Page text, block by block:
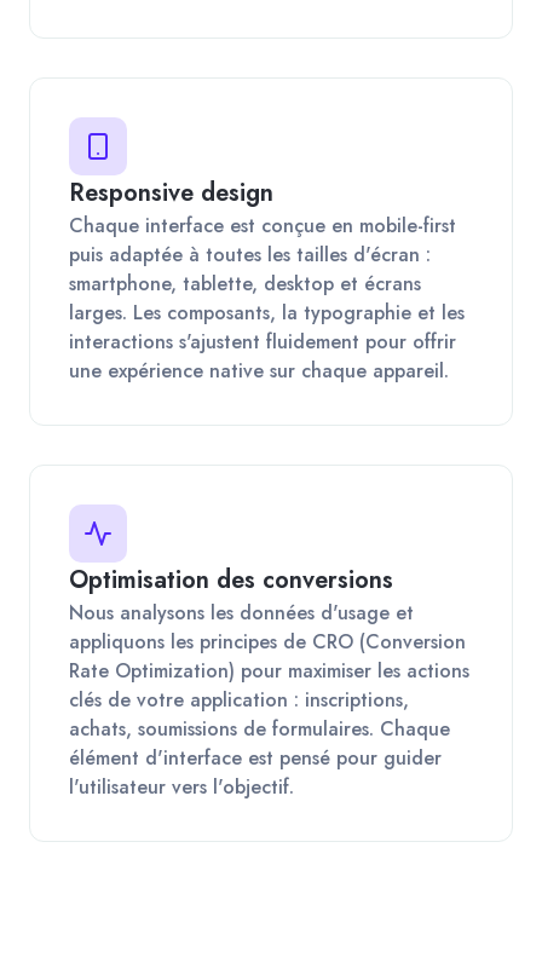
Responsive design
Chaque interface est conçue en mobile-first
puis adaptée à toutes les tailles d'écran :
smartphone, tablette, desktop et écrans
larges. Les composants, la typographie et les
interactions s'ajustent fluidement pour offrir
une expérience native sur chaque appareil.
Optimisation des conversions
Nous analysons les données d'usage et
appliquons les principes de CRO (Conversion
Rate Optimization) pour maximiser les actions
clés de votre application : inscriptions,
achats, soumissions de formulaires. Chaque
élément d'interface est pensé pour guider
l'utilisateur vers l'objectif.